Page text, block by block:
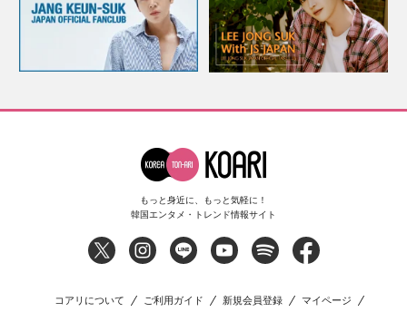
もっと身近に、もっと気軽に！
韓国エンタメ・トレンド情報サイト
コアリについて ご利用ガイド 新規会員登録 マイページ